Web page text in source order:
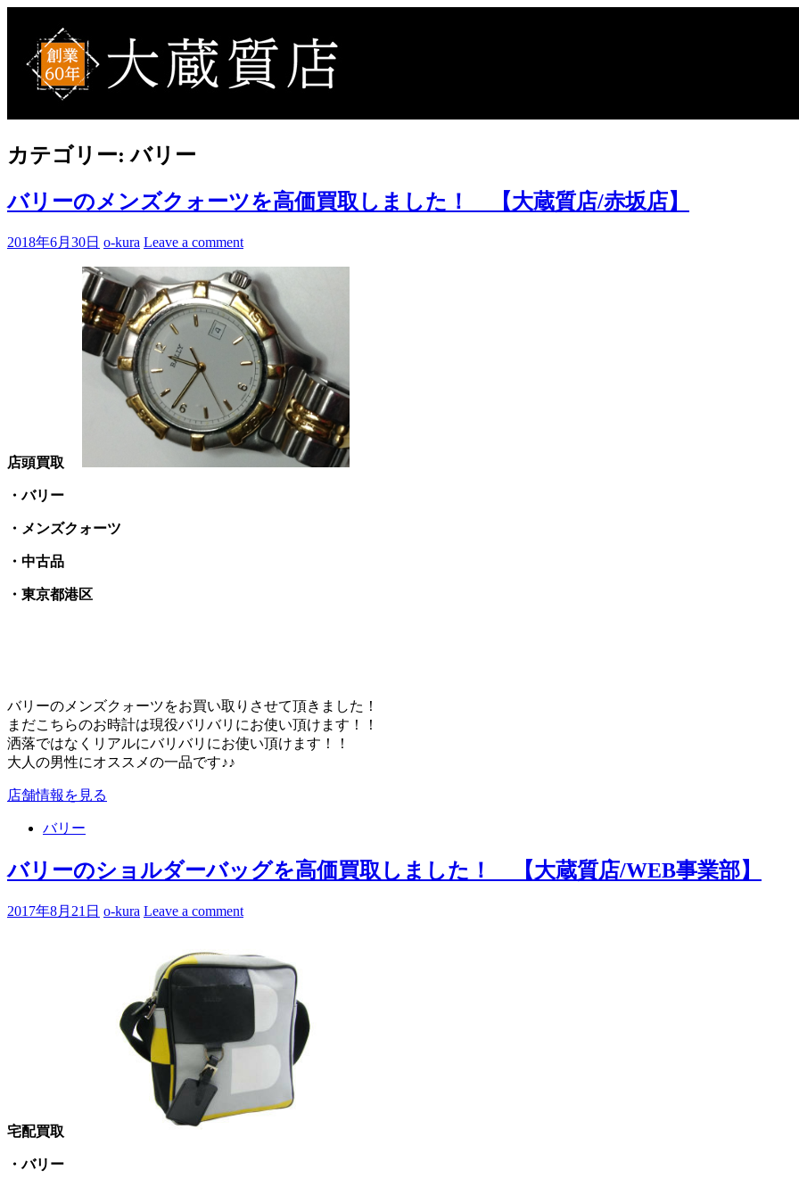
content
買取事例ブログ
ブランド品やバッグ、時計の買取情報を中心に、アイテムのポイントや高額買取のコツをお知らせします。
カテゴリー:バリー
バリーのメンズクォーツを高価買取しました！ 【大蔵質店/赤坂店】
2018年6月30日 o-kura Leave a comment
店頭買取
・バリー
・メンズクォーツ
・中古品
・東京都港区
バリーのメンズクォーツをお買い取りさせて頂きました！
まだこちらのお時計は現役バリバリにお使い頂けます！！
洒落ではなくリアルにバリバリにお使い頂けます！！
大人の男性にオススメの一品です♪♪
店舗情報を見る
バリー
バリーのショルダーバッグを高価買取しました！ 【大蔵質店/WEB事業部】
2017年8月21日 o-kura Leave a comment
宅配買取
・バリー